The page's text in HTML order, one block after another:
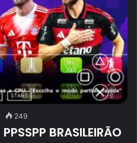
249
BRASILEIRÃO